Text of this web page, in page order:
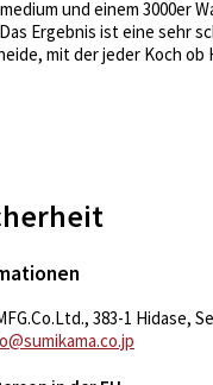
und einem 3000er
Ergebnis ist eine sehr
mit der jeder Koch ob
383-1 Hidase,